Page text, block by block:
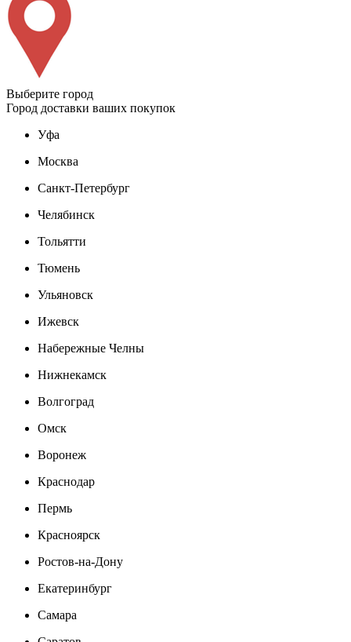
Выберите город
Город доставки ваших покупок
Уфа
Москва
Санкт-Петербург
Челябинск
Тольятти
Тюмень
Ульяновск
Ижевск
Набережные Челны
Нижнекамск
Волгоград
Омск
Воронеж
Краснодар
Пермь
Красноярск
Ростов-на-Дону
Екатеринбург
Самара